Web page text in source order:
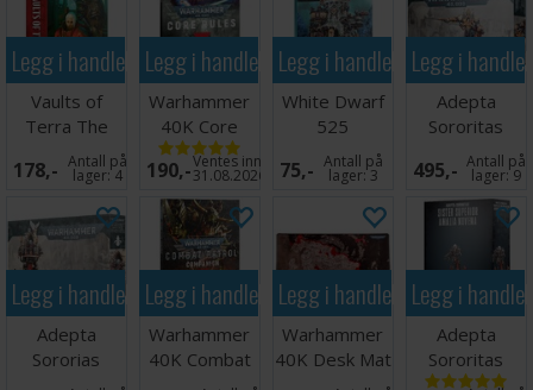
Legg i handlekurven
Vaults of
Terra The
Omnibus
(Paperback)
178,- Antall på
lager:4
Legg i handlekurven
Warhammer
40K Core
Rules
190,-Ventes inn
31.08.2026
Legg i handlekurven
White Dwarf
525
75,- Antall på
lager:3
Legg i
Adepta
Sororitas
Morvenn Vahl
495,- Antall på
lager:9
Legg i handlekurven
Adepta
Sororias
Intranzia
Legg i handlekurven
Warhammer
40K Combat
Patrol
Legg i handlekurven
Warhammer
40K Desk Mat
Galaxy
Legg i
Adepta
Sororitas
Sister